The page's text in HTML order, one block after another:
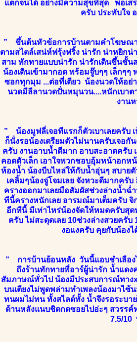
แตกจนได้ อย่างมีความสุขที่สุด พอเส
ครับ ประทับใจ
” ขึ้นต้นหัวข้อการบ้านตามคำโฆษณา
ตามสไตล์เสน่ห์ฟรุ้งฟริ้ง น่ารัก น่าหยิก
สาม ทักทายแบบน่ารัก น่ารักเดินขึ้นชั้น
น้องเดินเข้ามากอด พร้อมจู๊บๆๆ เล็กๆ
ซอกทุกมุม ...ต่อที่เตียว น้องนวดให้อย่
นวดมีลีลานวดปั่นหมุนวน....หนักเบาต
งาน
” น้องมูฟลี่เจอทีแรกก็ตัวเบาเลยครับ
ก็นั่งรอน้องเตรียมตัวไม่นานครับเจอ
ครับ งานอาบน้ำดีมาก อาบสะอาดครับ
คอดตัวเล็ก เอาใจพวกชอบอุ้มหน้าอกห
ห้องน้ำ น้องบีบไหล่ให้กับน้ำอุ่นๆ สบาย
เคลิ้มๆน้องจู่โจมเลย จังหวะดีมากครั
ครางออกมาเลยมือสัมผัสช่วงล่างน้ำฉ่
ทีนี้ครางหนักเลย อารมณ์มาเต็มครับ
อีกทีนี้ มีเท่าไหร่น้องจัดให้หมดครับสุด
ครับ ไม่สะดุดเลย 10ช่วงล่างสวยครับ
งอแงครับ คุยกับน้อง
” การบ้านย้อนหลัง วันนี้แอบชำเลือ
ถึงร้านทักทายพี่อาร์ผู้น่ารัก น้ำแดง
สัมภาษณ์ทั่วไป น้องมีประสบการณ์ทาง
บนเตียงไม่พูดพล่ามทำเพลงน้องมาไซ้
ทนผมไม่ทน ทั้งสไลด์ทั้ง น้ำจึงรอระบา
ด้านหลังแนบชิดกดซอยไปอ่ะๆ สวรร
7.5/10